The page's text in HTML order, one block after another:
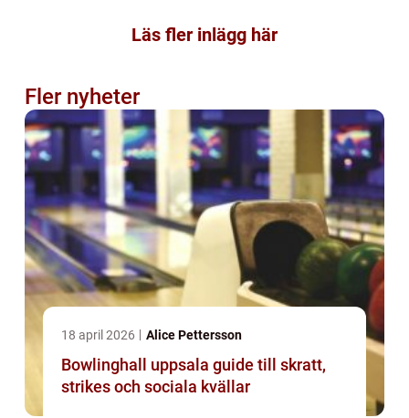
Läs fler inlägg här
Fler nyheter
18 april 2026 Alice Pettersson
Bowlinghall uppsala guide till skratt,
strikes och sociala kvällar